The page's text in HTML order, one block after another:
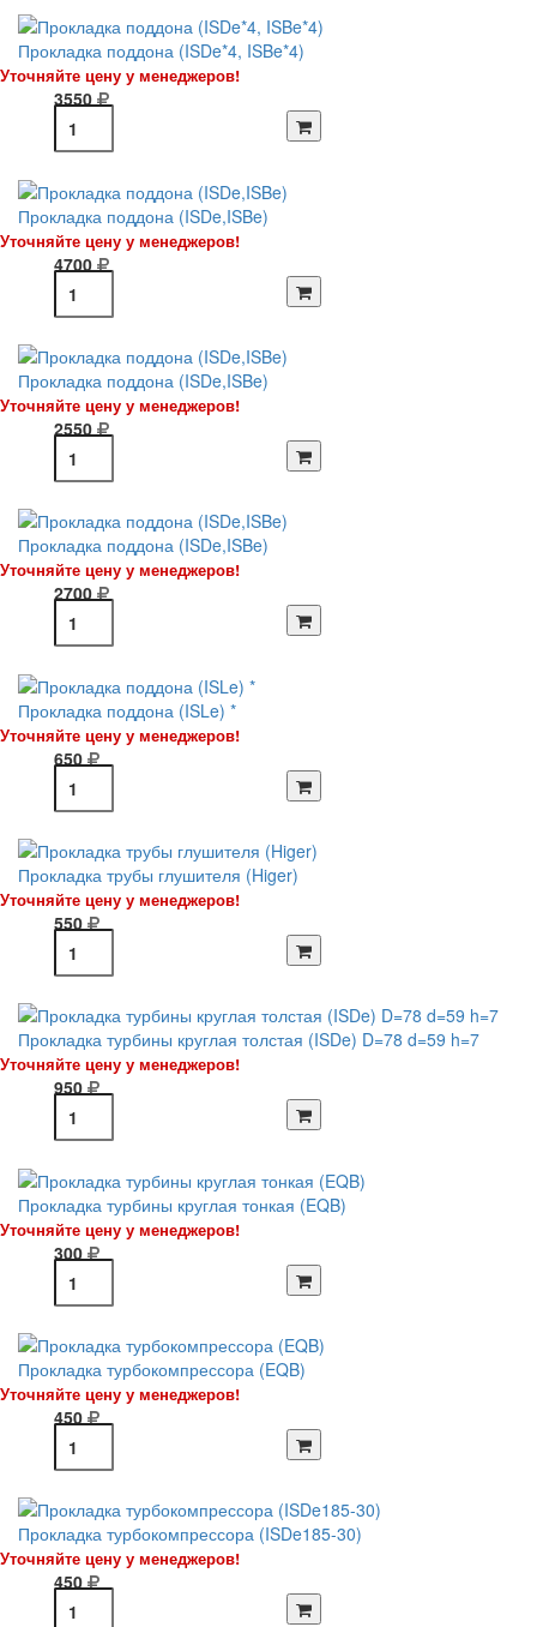
Прокладка поддона (ISDe*4, ISBe*4)
Уточняйте цену у менеджеров!
3550
Прокладка поддона (ISDe,ISBe)
Уточняйте цену у менеджеров!
4700
Прокладка поддона (ISDe,ISBe)
Уточняйте цену у менеджеров!
2550
Прокладка поддона (ISDe,ISBe)
Уточняйте цену у менеджеров!
2700
Прокладка поддона (ISLe) *
Уточняйте цену у менеджеров!
650
Прокладка трубы глушителя (Higer)
Уточняйте цену у менеджеров!
550
Прокладка турбины круглая толстая (ISDe) D=78 d=59 h=7
Уточняйте цену у менеджеров!
950
Прокладка турбины круглая тонкая (EQB)
Уточняйте цену у менеджеров!
300
Прокладка турбокомпрессора (EQB)
Уточняйте цену у менеджеров!
450
Прокладка турбокомпрессора (ISDe185-30)
Уточняйте цену у менеджеров!
450